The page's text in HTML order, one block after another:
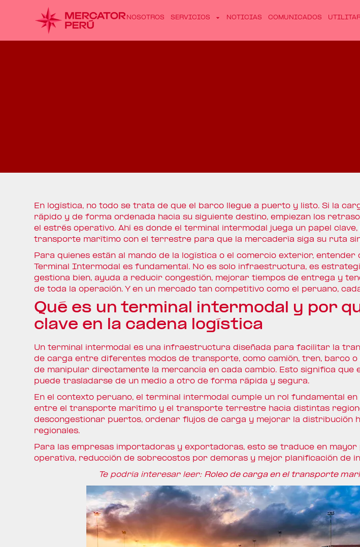
NOSOTROS SERVICIOS NOTICIAS COMUNICADOS
En logística, no todo se trata de que el barco llegue a puerto y listo. Si la
rápido y de forma ordenada hacia su siguiente destino, empiezan los
el estrés operativo. Ahí es donde el terminal intermodal juega un papel
transporte marítimo con el terrestre para que la mercadería siga su ruta
Para quienes están al mando de la logística o el comercio exterior, entender
Terminal Intermodal es fundamental. No es solo infraestructura, es
gestiona bien, ayuda a reducir congestión, mejorar tiempos de entrega y
de toda la operación. Y en un mercado tan competitivo como el peruano,
Qué es un terminal intermodal y por
clave en la cadena logística
Un terminal intermodal es una infraestructura diseñada para facilitar la
de carga entre diferentes modos de transporte, como camión, tren, barco o
de manipular directamente la mercancía en cada cambio. Esto significa que
puede trasladarse de un medio a otro de forma rápida y segura.
En el contexto peruano, el terminal intermodal cumple un rol fundamental
entre el transporte marítimo y el transporte terrestre hacia distintas
descongestionar puertos, ordenar flujos de carga y mejorar la distribución
regionales.
Para las empresas importadoras y exportadoras, esto se traduce en mayor
operativa, reducción de sobrecostos por demoras y mejor planificación de
Te podría interesar leer: Roleo de carga en el transporte